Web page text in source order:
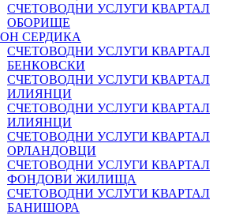
СЧЕТОВОДНИ УСЛУГИ КВАРТАЛ
ОБОРИЩЕ
СЕРДИКА
СЧЕТОВОДНИ УСЛУГИ КВАРТАЛ
БЕНКОВСКИ
СЧЕТОВОДНИ УСЛУГИ КВАРТАЛ
ИЛИЯНЦИ
СЧЕТОВОДНИ УСЛУГИ КВАРТАЛ
ИЛИЯНЦИ
СЧЕТОВОДНИ УСЛУГИ КВАРТАЛ
ОРЛАНДОВЦИ
СЧЕТОВОДНИ УСЛУГИ КВАРТАЛ
ФОНДОВИ ЖИЛИЩА
СЧЕТОВОДНИ УСЛУГИ КВАРТАЛ
БАНИШОРА